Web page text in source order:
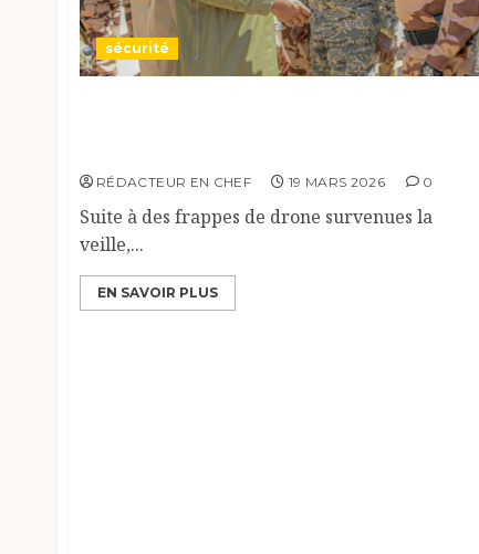
sécurité
RÉDACTEUR EN CHEF 19 MARS 2026 0
Suite à des frappes de drone survenues la
veille,...
EN SAVOIR PLUS